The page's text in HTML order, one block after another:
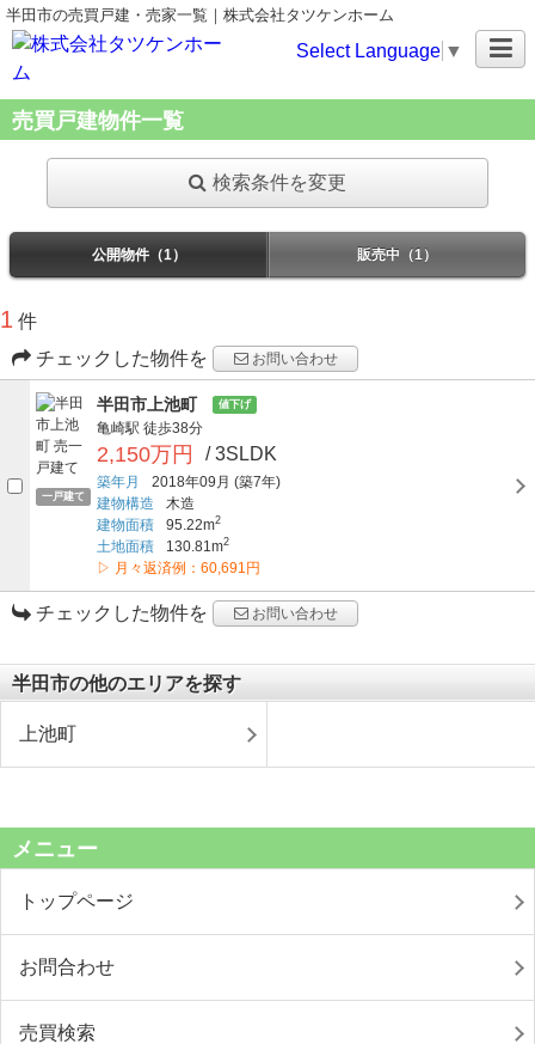
半田市の売買戸建・売家一覧｜株式会社タツケンホーム
Select Language ▼
売買戸建物件一覧
検索条件を変更
公開物件（1） 販売中（1）
1 件
チェックした物件を
お問い合わせ
一戸建て
半田市上池町 値下げ
亀崎駅 徒歩38分
2,150万円 / 3SLDK
築年月 2018年09月 (築7年)
建物構造
木造
建物面積
95.22m2
土地面積 130.81m2
▷ 月々返済例：60,691円
チェックした物件を お問い合わせ
半田市の他のエリアを探す
上池町
メニュー
トップページ
お問合わせ
売買検索